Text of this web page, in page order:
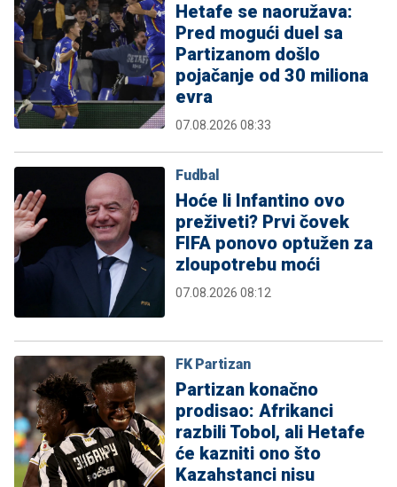
Hetafe se naoružava:
Pred mogući duel sa
Partizanom došlo
pojačanje od 30 miliona
evra
07.08.2026 08:33
Fudbal
Hoće li Infantino ovo
preživeti? Prvi čovek
FIFA ponovo optužen za
zloupotrebu moći
07.08.2026 08:12
FK Partizan
Partizan konačno
prodisao: Afrikanci
razbili Tobol, ali Hetafe
će kazniti ono što
Kazahstanci nisu